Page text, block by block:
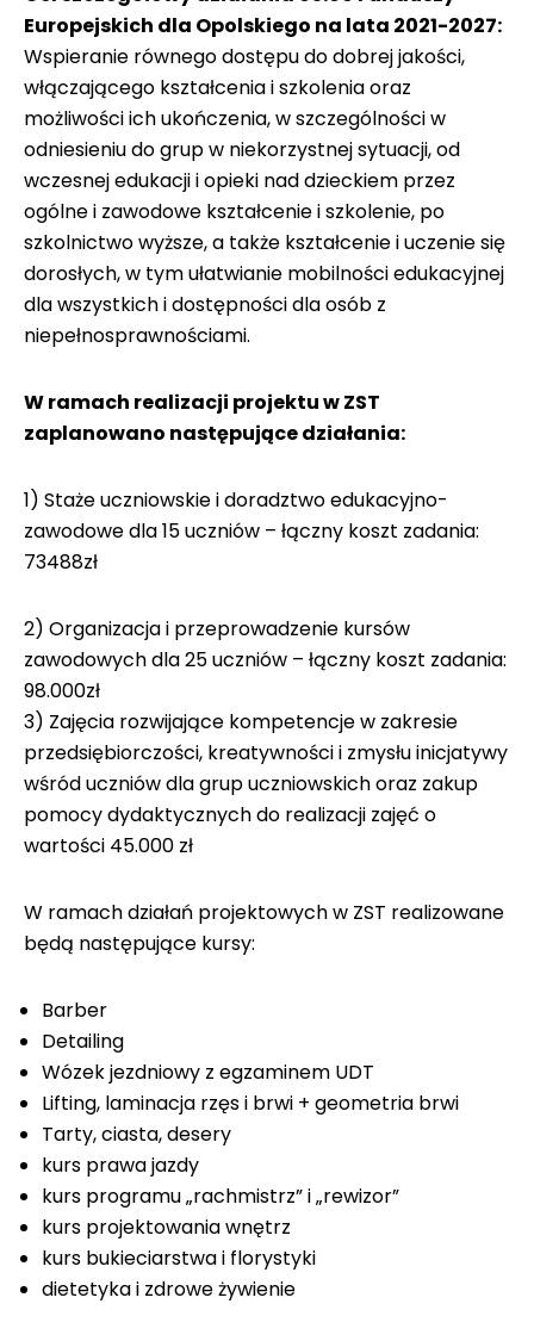
Europejskich dla Opolskiego na lata 2021-2027:
Wspieranie równego dostępu do dobrej jakości,
włączającego kształcenia i szkolenia oraz
możliwości ich ukończenia, w szczególności w
odniesieniu do grup w niekorzystnej sytuacji, od
wczesnej edukacji i opieki nad dzieckiem przez
ogólne i zawodowe kształcenie i szkolenie, po
szkolnictwo wyższe, a także kształcenie i uczenie się
dorosłych, w tym ułatwianie mobilności edukacyjnej
dla wszystkich i dostępności dla osób z
niepełnosprawnościami.
W ramach realizacji projektu w ZST
zaplanowano następujące działania:
1) Staże uczniowskie i doradztwo edukacyjno-
zawodowe dla 15 uczniów – łączny koszt zadania:
73488zł
2) Organizacja i przeprowadzenie kursów
zawodowych dla 25 uczniów – łączny koszt zadania:
98.000zł
3) Zajęcia rozwijające kompetencje w zakresie
przedsiębiorczości, kreatywności i zmysłu inicjatywy
wśród uczniów dla grup uczniowskich oraz zakup
pomocy dydaktycznych do realizacji zajęć o
wartości 45.000 zł
W ramach działań projektowych w ZST realizowane
będą następujące kursy:
Barber
Detailing
Wózek jezdniowy z egzaminem UDT
Lifting, laminacja rzęs i brwi + geometria brwi
Tarty, ciasta, desery
kurs prawa jazdy
kurs programu „rachmistrz” i „rewizor”
kurs projektowania wnętrz
kurs bukieciarstwa i florystyki
dietetyka i zdrowe żywienie